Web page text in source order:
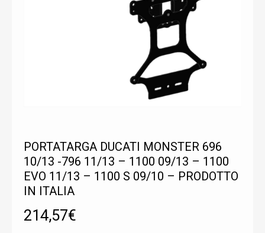
PORTATARGA DUCATI MONSTER 696
10/13 -796 11/13 – 1100 09/13 – 1100
EVO 11/13 – 1100 S 09/10 – PRODOTTO
IN ITALIA
214,57€